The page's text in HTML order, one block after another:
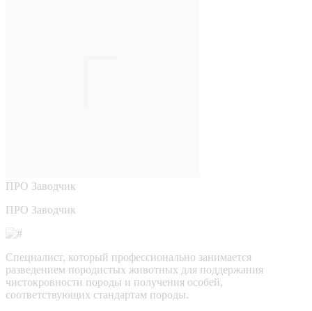
ПРО Заводчик
ПРО Заводчик
Специалист, который профессионально занимается
разведением породистых животных для поддержания
чистокровности породы и получения особей,
соответствующих стандартам породы.